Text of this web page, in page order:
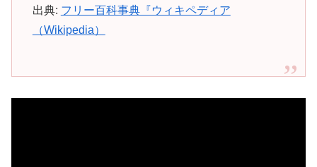
出典: フリー百科事典『ウィキペディア
（Wikipedia）